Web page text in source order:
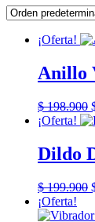
¡Oferta!
Anillo
$198.900
¡Oferta!
Dildo
$199.900
¡Oferta!